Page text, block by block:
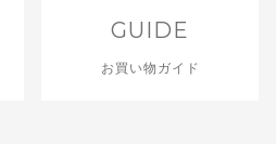
GUIDE
お買い物ガイド